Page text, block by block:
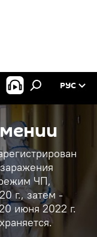
РУС
ЧП,
г., затем -
июня 2022 г.